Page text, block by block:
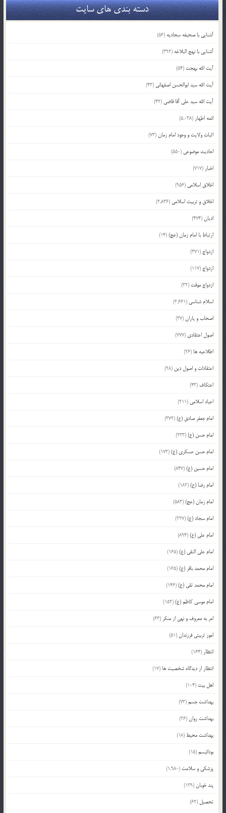
دسته بندی های سایت
آشنایی با صحیفه سجادیه (56)
آشنایی با نهج البلاغه (392)
آیت الله بهجت (54)
آیت الله سید ابوالحسن اصفهانی (43)
آیت الله سید علی آقا قاضی (42)
ائمه اطهار (5,038)
اثبات ولایت و وجود امام زمان(73)
احادیث موضوعی (550)
اخبار (717)
اخلاق اسلامی (956)
اخلاق و تربیت اسلامی (2,836)
ادیان(474)
ارتباط با امام زمان (عج)(14)
ازدواج (371)
ازدواج (117)
ازدواج موقت (32)
اسلام شناسی (2,661)
اصحاب و یاران(37)
اصول اعتقادی (777)
اطلاعیه ها (26)
اعتقادات و اصول دین (28)
اعتکاف (43)
اعیاد اسلامی (211)
امام جعفر صادق (ع)(372)
امام حسن (ع)(233)
امام حسن عسکری (ع)(172)
امام حسین (ع)(847)
امام رضا (ع)(182)
امام زمان (عج)(583)
امام سجاد (ع)(227)
امام علی (ع)(894)
امام علی النقی (ع)(165)
امام محمد باقر (ع)(165)
امام محمد تقی (ع)(146)
امام موسی کاظم (ع)(152)
امر به معروف و نهی از منکر (63)
امور تربیتی فرزندان(51)
انتظار (164)
انتظار از دیدگاه شخصیت ها (17)
اهل بیت (104)
بهداشت جسم(73)
بهداشت روان(26)
بهداشت محیط (18)
بودائیسم(15)
پزشکی و سلامت (1,980)
پند خوبان(129)
تحصیل (62)